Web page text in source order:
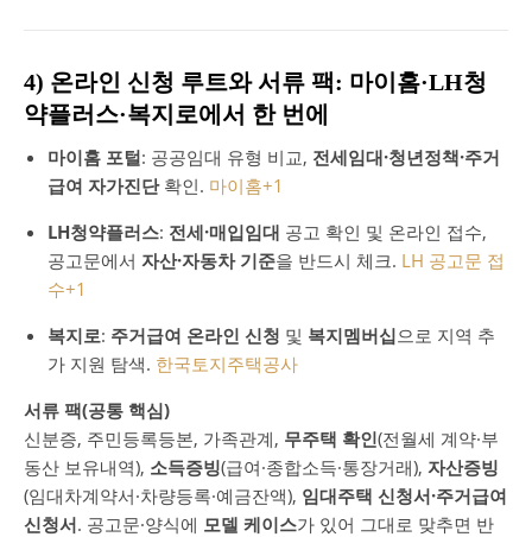
4) 온라인 신청 루트와 서류 팩: 마이홈·LH청
약플러스·복지로에서 한 번에
마이홈 포털: 공공임대 유형 비교, 전세임대·청년정책·주거
급여 자가진단확인. 마이홈+1
LH청약플러스: 전세·매입임대 공고 확인 및 온라인 접수,
공고문에서 자산·자동차 기준을 반드시 체크. LH 공고문 접
수+1
복지로: 주거급여 온라인 신청 및 복지멤버십으로 지역 추
가 지원 탐색. 한국토지주택공사
서류 팩(공통 핵심)
신분증, 주민등록등본, 가족관계, 무주택 확인(전월세 계약·부
동산 보유내역), 소득증빙(급여·종합소득·통장거래), 자산증빙
(임대차계약서·차량등록·예금잔액), 임대주택 신청서·주거급여
신청서. 공고문·양식에 모델 케이스가 있어 그대로 맞추면 반